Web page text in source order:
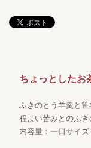
ちょっとしたお
ふきのとう羊羹と
程よい苦みとのふき
内容量：一口サイズ